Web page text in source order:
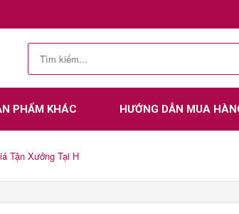
PHẨM KHÁC HƯỚNG DẪN MUA
Tận Xưởng Tại H